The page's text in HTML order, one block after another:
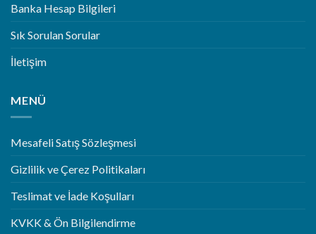
Banka Hesap Bilgileri
Sık Sorulan Sorular
İletişim
MENÜ
Mesafeli Satış Sözleşmesi
Gizlilik ve Çerez Politikaları
Teslimat ve İade Koşulları
KVKK & Ön Bilgilendirme